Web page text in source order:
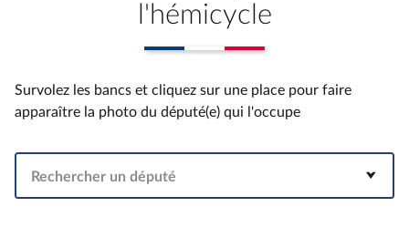
l'hémicycle
Survolez les bancs et cliquez sur une place pour faire
apparaître la photo du député(e) qui l'occupe
Rechercher un député